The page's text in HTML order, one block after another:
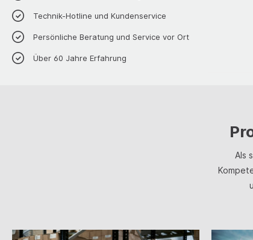
Technik-Hotline und Kundenservice
Persönliche Beratung und Service vor Ort
Über 60 Jahre Erfahrung
Als